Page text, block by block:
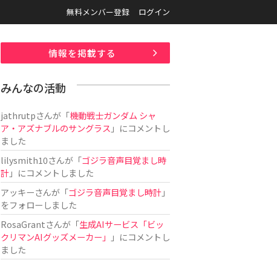
無料メンバー登録 ログイン
情報を掲載する
みんなの活動
jathrutpさんが「機動戦士ガンダム シャ
ア・アズナブルのサングラス 」にコメントし
ました
lilysmith10さんが「ゴジラ音声目覚まし時
計」にコメントしました
アッキーさんが「ゴジラ音声目覚まし時計」
をフォローしました
RosaGrantさんが「生成AIサービス「ビッ
クリマンAIグッズメーカー」
」にコメントし
ました